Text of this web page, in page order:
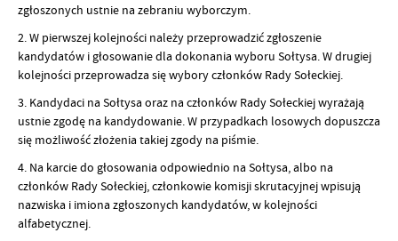
zgłoszonych ustnie na zebraniu wyborczym.
2. W pierwszej kolejności należy przeprowadzić zgłoszenie
kandydatów i głosowanie dla dokonania wyboru Sołtysa. W drugiej
kolejności przeprowadza się wybory członków Rady Sołeckiej.
3. Kandydaci na Sołtysa oraz na członków Rady Sołeckiej wyrażają
ustnie zgodę na kandydowanie. W przypadkach losowych dopuszcza
się możliwość złożenia takiej zgody na piśmie.
4. Na karcie do głosowania odpowiednio na Sołtysa, albo na
członków Rady Sołeckiej, członkowie komisji skrutacyjnej wpisują
nazwiska i imiona zgłoszonych kandydatów, w kolejności
alfabetycznej.